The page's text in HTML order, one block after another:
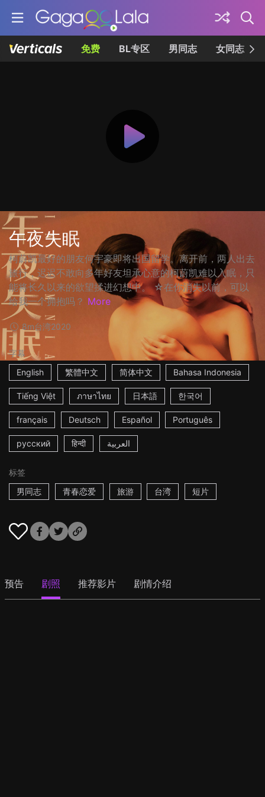
免费 BL专区 男同志 女同志
午夜失眠
柯蔚凯最好的朋友何宇豪即将出国留学。离开前，两人出去
旅行，迟迟不敢向多年好友坦承心意的柯蔚凯难以入眠，只
能将长久以来的欲望揉进幻想中。 ☆在你消失以前，可以
给我一个拥抱吗？ More
8m台湾2020
字幕
English
繁體中文 简体中文 Bahasa Indonesia
Tiếng Việt ภาษาไทย 日本語 한국어
français Deutsch Español Português
русский हिन्दी العربية
标签
男同志
青春恋爱 旅游 台湾 短片
预告 剧照 推荐影片 剧情介绍